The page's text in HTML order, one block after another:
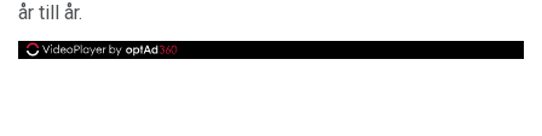
år till år.